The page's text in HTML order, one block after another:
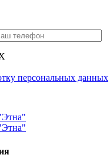
персональных данных